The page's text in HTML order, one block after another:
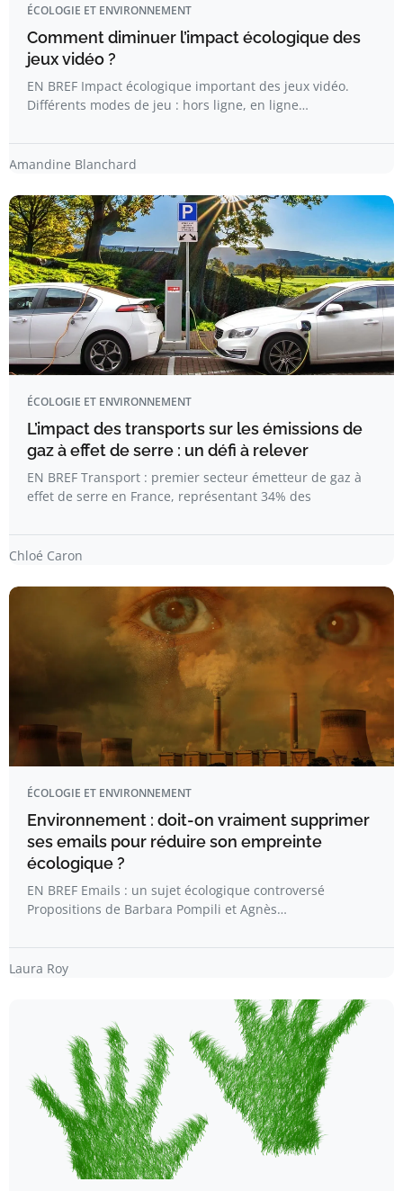
ÉCOLOGIE ET ENVIRONNEMENT
Comment diminuer l’impact écologique des
jeux vidéo ?
EN BREF Impact écologique important des jeux vidéo.
Différents modes de jeu : hors ligne, en ligne…
Amandine Blanchard
ÉCOLOGIE ET ENVIRONNEMENT
L’impact des transports sur les émissions de
gaz à effet de serre : un défi à relever
EN BREF Transport : premier secteur émetteur de gaz à
effet de serre en France, représentant 34% des
Chloé Caron
ÉCOLOGIE ET ENVIRONNEMENT
Environnement : doit-on vraiment supprimer
ses emails pour réduire son empreinte
écologique ?
EN BREF Emails : un sujet écologique controversé
Propositions de Barbara Pompili et Agnès…
Laura Roy